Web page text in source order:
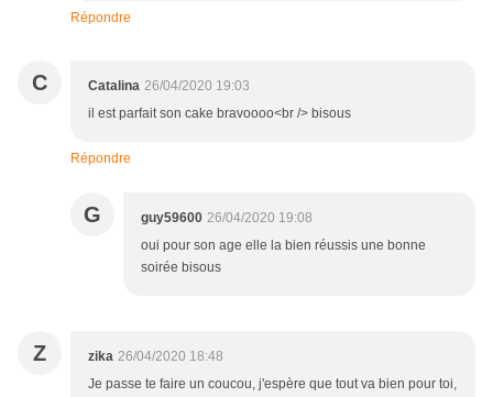
Répondre
C Catalina 26/04/2020 19:03
il est parfait son cake bravoooo<br /> bisous
Répondre
G guy59600 26/04/2020 19:08
oui pour son age elle la bien réussis une bonne
soirée bisous
Z zika 26/04/2020 18:48
Je passe te faire un coucou, j'espère que tout va bien pour toi,